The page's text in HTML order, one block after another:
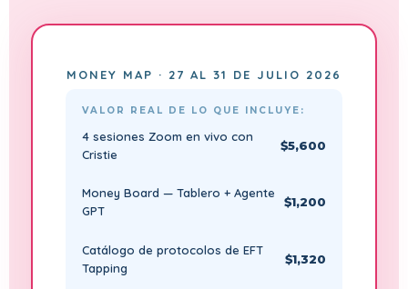
MONEY MAP · 27 AL 31 DE JULIO 2026
VALOR REAL DE LO QUE INCLUYE:
4 sesiones Zoom en vivo con
Cristie
$5,600
Money Board — Tablero + Agente
GPT
$1,200
Catálogo de protocolos de EFT
Tapping
$1,320